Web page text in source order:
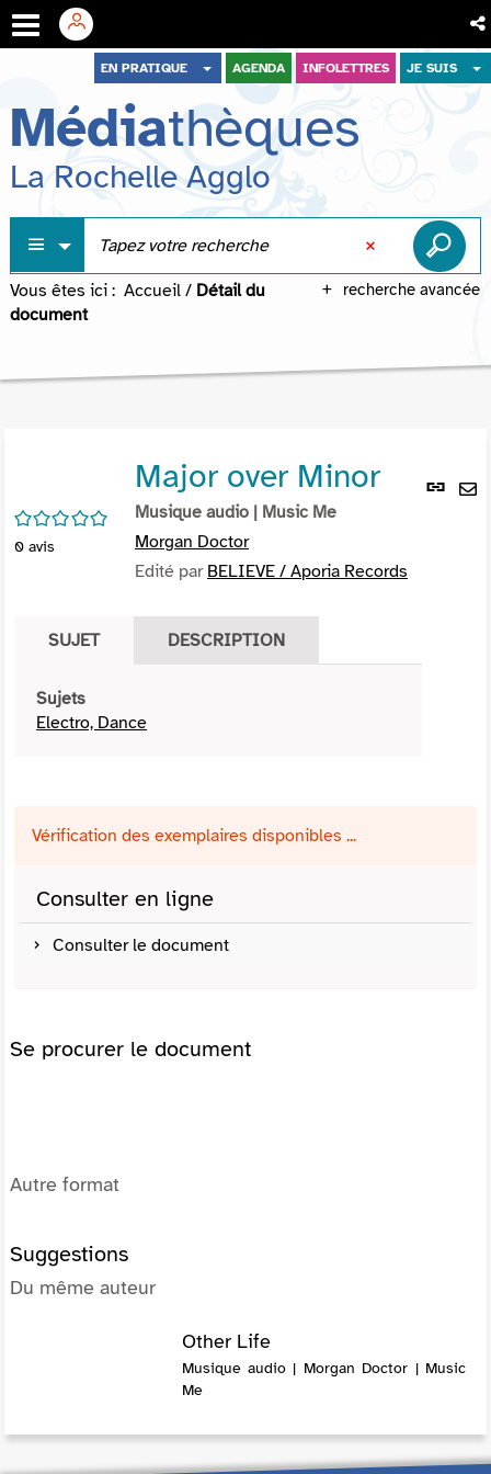
menu
contenu
recherche
EN PRATIQUE AGENDA INFOLETTRES JE SUIS
Médiathèques
La Rochelle Agglo
recherche avancée
Vous êtes ici : Accueil / Détail du
document
Lien
/5
0 avis
Major over Minor
Musique audio | Music Me
Morgan Doctor
Edité par BELIEVE / Aporia Records
SUJET DESCRIPTION
Sujets
Electro, Dance
Vérification des exemplaires disponibles ...
Consulter en ligne
Consulter le document
Se procurer le document
Autre format
Suggestions
Du même auteur
Other Life
Musique audio | Morgan Doctor | Music
Me